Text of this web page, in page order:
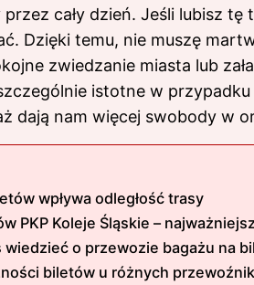
cały dzień. Jeśli lubisz
. Dzięki temu, nie muszę
zwiedzanie miasta lub
istotne w
dają nam więcej swobody w
wpływa odległość trasy
PKP Koleje Śląskie –
o przewozie bagażu na
biletów u różnych